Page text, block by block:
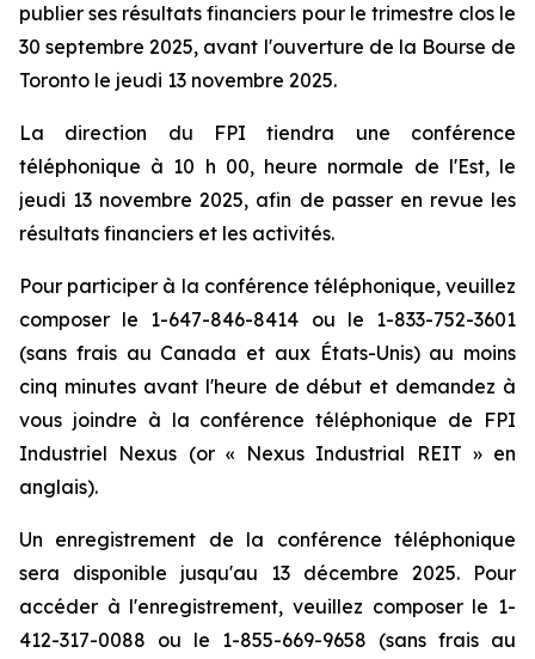
publier ses résultats financiers pour le trimestre clos le
30 septembre 2025, avant l'ouverture de la Bourse de
Toronto le jeudi 13 novembre 2025.
La direction du FPI tiendra une conférence
téléphonique à 10 h 00, heure normale de l'Est, le
jeudi 13 novembre 2025, afin de passer en revue les
résultats financiers et les activités.
Pour participer à la conférence téléphonique, veuillez
composer le 1-647-846-8414 ou le 1-833-752-3601
(sans frais au Canada et aux États-Unis) au moins
cinq minutes avant l'heure de début et demandez à
vous joindre à la conférence téléphonique de FPI
Industriel Nexus (or « Nexus Industrial REIT » en
anglais).
Un enregistrement de la conférence téléphonique
sera disponible jusqu'au 13 décembre 2025. Pour
accéder à l'enregistrement, veuillez composer le 1-
412-317-0088 ou le 1-855-669-9658 (sans frais au